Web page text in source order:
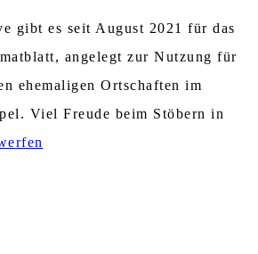
gibt es seit August 2021 für das
angelegt zur Nutzung für
ehemaligen Ortschaften im
Viel Freude beim Stöbern in